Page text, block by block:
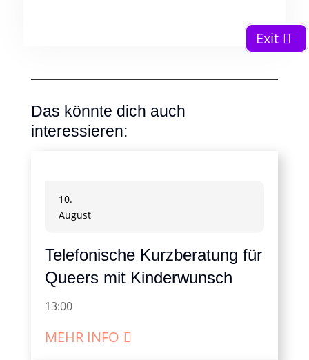
Das könnte dich auch
interessieren:
10.
August
Telefonische Kurzberatung für
Queers mit Kinderwunsch
13:00
MEHR INFO
Exit